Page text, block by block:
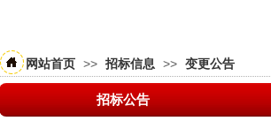
网站首页 >> 招标信息 >> 变更公告
招标公告